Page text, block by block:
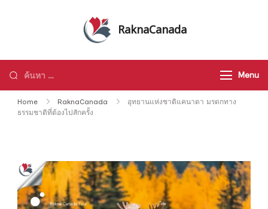
RaknaCanada
แคนาดา ทัวร์อเมริกา ทัวร์ทั่วโลก
ค้นหา
สำหรับ:
Menu
Home RaknaCanada
อุทยานแห่งชาติแคนาดา มรดกทาง
ธรรมชาติที่ต้องไปสักครั้ง